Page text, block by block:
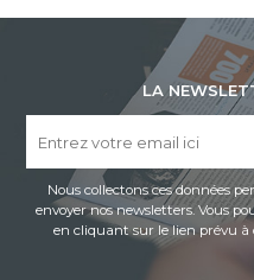
LA
Nous collectons ces données
envoyer nos newsletters. Vous
en cliquant sur le lien prévu à